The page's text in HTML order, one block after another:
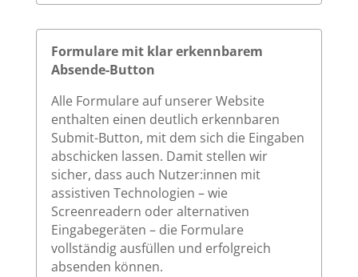
Formulare mit klar erkennbarem
Absende-Button
Alle Formulare auf unserer Website
enthalten einen deutlich erkennbaren
Submit-Button, mit dem sich die Eingaben
abschicken lassen. Damit stellen wir
sicher, dass auch Nutzer:innen mit
assistiven Technologien – wie
Screenreadern oder alternativen
Eingabegeräten – die Formulare
vollständig ausfüllen und erfolgreich
absenden können.